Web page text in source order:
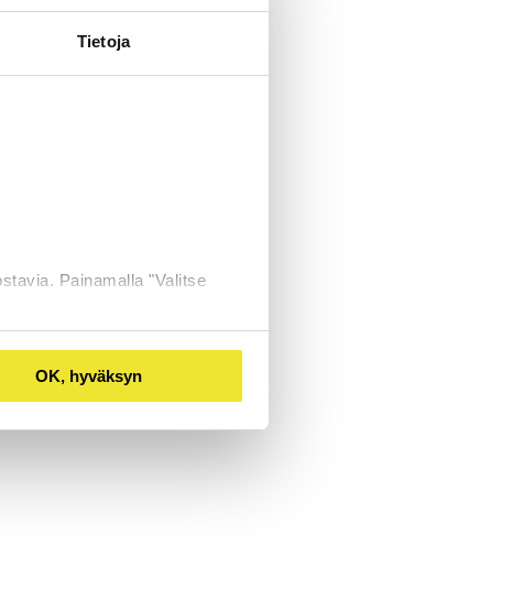
Tietoja
Painamalla "Valitse
OK, hyväksyn